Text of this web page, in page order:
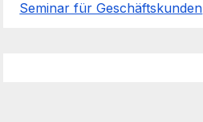
Seminar für Geschäftskunden